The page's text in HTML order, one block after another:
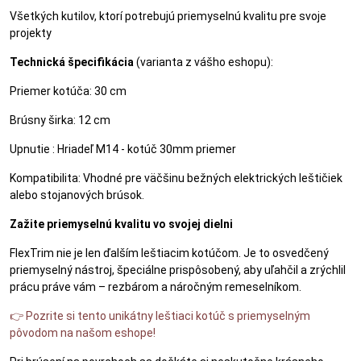
Všetkých kutilov, ktorí potrebujú priemyselnú kvalitu pre svoje
projekty
Technická špecifikácia(varianta z vášho eshopu):
Priemer kotúča: 30 cm
Brúsny širka: 12 cm
Upnutie : Hriadeľ M14 - kotúč 30mm priemer
Kompatibilita: Vhodné pre väčšinu bežných elektrických leštičiek
alebo stojanových brúsok.
Zažite priemyselnú kvalitu vo svojej dielni
FlexTrim nie je len ďalším leštiacim kotúčom. Je to osvedčený
priemyselný nástroj, špeciálne prispôsobený, aby uľahčil a zrýchlil
prácu práve vám – rezbárom a náročným remeselníkom.
👉 Pozrite si tento unikátny leštiaci kotúč s priemyselným
pôvodom na našom eshope!